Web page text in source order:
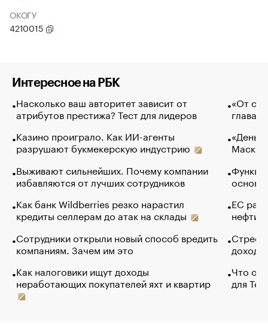
ОКОГУ
4210015
Интересное на РБК
Насколько ваш авторитет зависит от
атрибутов престижа? Тест для лидеров
Казино проиграло. Как ИИ-агенты
разрушают букмекерскую индустрию
Выживают сильнейших. Почему компании
избавляются от лучших сотрудников
Как банк Wildberries резко нарастил
кредиты селлерам до атак на склады
Сотрудники открыли новый способ вредить
компаниям. Зачем им это
Как налоговики ищут доходы
неработающих покупателей яхт и квартир
«От
глава
Маск в
основ
ЕС
нефти
Что
для